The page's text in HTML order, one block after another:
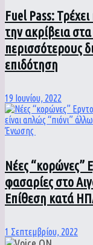
Fuel Pass:
την ακρίβεια
περισσότερους
επιδότηση
19 Ιουνίου, 2022
Νέες “κορώνες”
φασαρίες στο
Επίθεση κατά
1 Σεπτεμβρίου, 2022